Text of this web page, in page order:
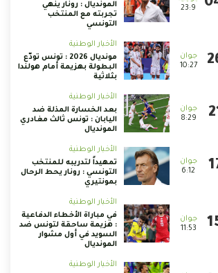
23:9
المونديال : رونار ينهي
تجربته مع المنتخب
التونسي
10:27
الأخبار الوطنية
مونديال 2026 : تونس تودّع
البطولة بهزيمة أمام هولندا
بثلاثية
8:29
الأخبار الوطنية
بعد الخسارة المذلة ضد
اليابان : تونس ثالث مغادري
المونديال
6:12
الأخبار الوطنية
تمهيداً لتدريبه للمنتخب
التونسي : رونار يحط الرحال
بمونتيري
11:53
الأخبار الوطنية
في مباراة الأخطاء الدفاعية
: هزيمة ساحقة لتونس ضد
السويد في أول مشوار
المونديال
الأخبار الوطنية